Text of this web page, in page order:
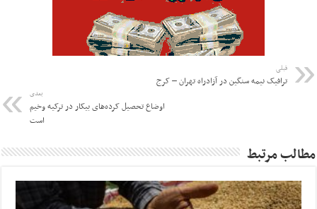
قبلی
ترافیک نیمه سنگین در آزادراه تهران – کرج
بعدی
اوضاع تحصیل کرده‌های بیکار در ترکیه وخیم
است
مطالب مرتبط